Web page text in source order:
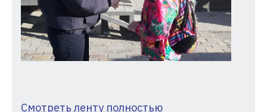
Смотреть ленту полностью